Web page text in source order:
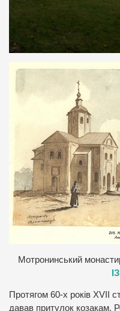
Мотронинський
Протягом 60-х років XVII
давав притулок козакам.